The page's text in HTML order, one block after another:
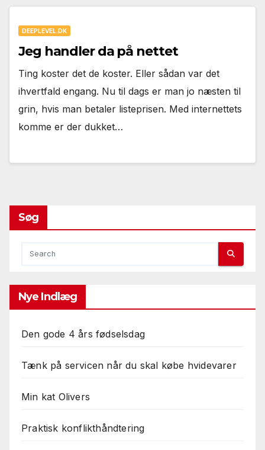
DEEPLEVEL.DK
Jeg handler da på nettet
Ting koster det de koster. Eller sådan var det
ihvertfald engang. Nu til dags er man jo næsten til
grin, hvis man betaler listeprisen. Med internettets
komme er der dukket…
Søg
Nye Indlæg
Den gode 4 års fødselsdag
Tænk på servicen når du skal købe hvidevarer
Min kat Olivers
Praktisk konflikthåndtering